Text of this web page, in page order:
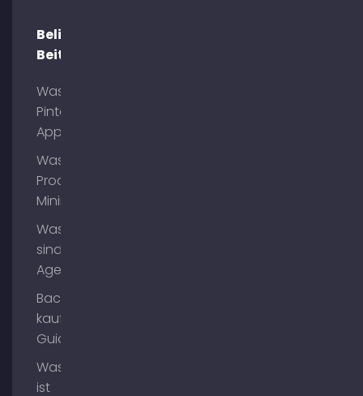
Beliebte
Beiträge
Was ist
Pinterest
App?
Was ist
Process
Mining?
Was
sind AI
Agents?
Backlinks
kaufen
Guide
Was
ist